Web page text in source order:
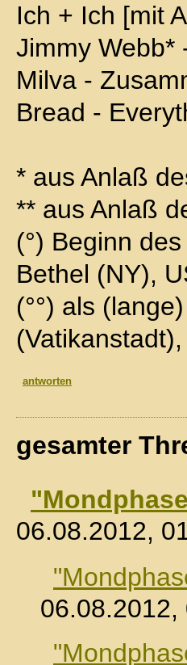
Ich + Ich [mit
Jimmy Webb*
Milva -
Bread -
* aus Anlaß
** aus Anlaß
(°) Beginn
Bethel (NY),
(°°) als
antworten
gesamter
06.08.2012,
06.08.2012,